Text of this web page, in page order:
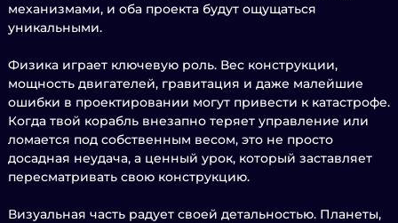
механизмами, и оба проекта будут ощущаться
уникальными.
Физика играет ключевую роль. Вес конструкции,
мощность двигателей, гравитация и даже малейшие
ошибки в проектировании могут привести к катастрофе.
Когда твой корабль внезапно теряет управление или
ломается под собственным весом, это не просто
досадная неудача, а ценный урок, который заставляет
пересматривать свою конструкцию.
Визуальная часть радует своей детальностью. Планеты,